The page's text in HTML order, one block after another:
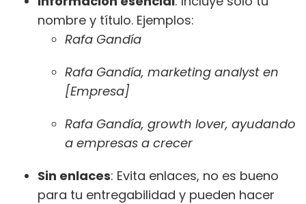
nombre y título. Ejemplos:
Rafa Gandía
Rafa Gandía, marketing analyst en
[Empresa]
Rafa Gandía, growth lover, ayudando
a empresas a crecer
Sin enlaces: Evita enlaces, no es bueno
para tu entregabilidad y pueden hacer